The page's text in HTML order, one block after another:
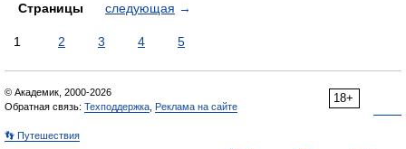
Страницы следующая →
1 2 3 4 5
18+
© Академик, 2000-2026
Обратная связь: Техподдержка Реклама на сайте
👣 Путешествия